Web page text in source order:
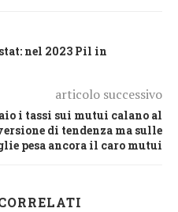
nel 2023 Pil in
articolo successivo
i tassi sui mutui calano al
di tendenza ma sulle
pesa ancora il caro mutui